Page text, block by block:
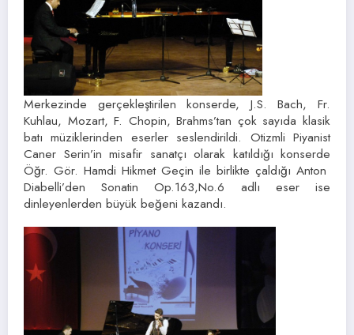
Merkezinde gerçekleştirilen konserde, J.S. Bach, Fr.
Kuhlau, Mozart, F. Chopin, Brahms’tan çok sayıda klasik
batı müziklerinden eserler seslendirildi. Otizmli Piyanist
Caner Serin’in misafir sanatçı olarak katıldığı konserde
Öğr. Gör. Hamdi Hikmet Geçin ile birlikte çaldığı Anton
Diabelli’den Sonatin Op.163,No.6 adlı eser ise
dinleyenlerden büyük beğeni kazandı.